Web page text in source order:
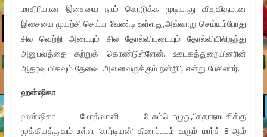
மாதிரியான இசையை நாம் கொடுக்க முடியாது விதவிதமான
இசையை முயற்சி செய்ய வேண்டி உள்ளது,அவ்வாறு செய்யும்போது
சில வெற்றி அடையும் சில தோல்வியடையும் தோல்வியிலிருந்து
அனுபவத்தை கற்றுக் கொண்டுள்ளேன். ஊடகத்துறையினரின்
ஆதரவு மிகவும் தேவை. அனைவருக்கும் நன்றி”, என்று பேசினார்.
ஹன்ஷிகா
ஹன்ஷிகா மோத்வானி பேசும்பொழுது,”கதாநாயகிக்கு
முக்கியத்துவம் உள்ள ‘கார்டியன்’ திரைப்படம் வரும் மார்ச் 8-ஆம்